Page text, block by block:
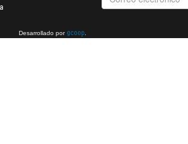
Desarrollado por gcoop.